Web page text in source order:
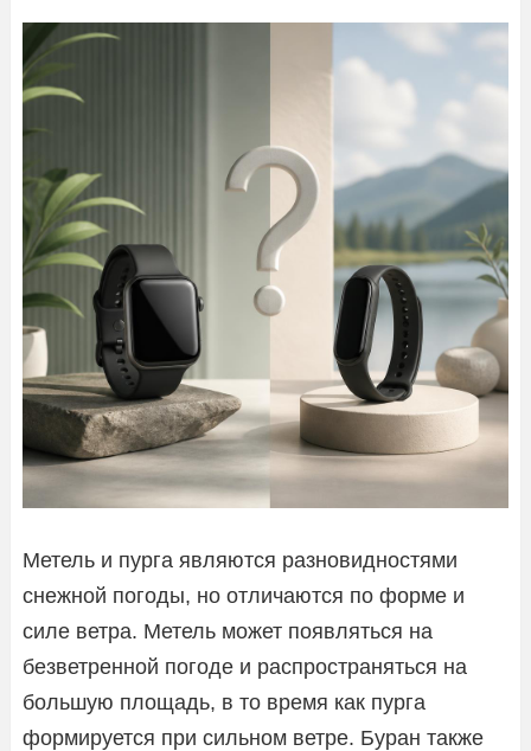
Метель и пурга являются разновидностями
снежной погоды, но отличаются по форме и
силе ветра. Метель может появляться на
безветренной погоде и распространяться на
большую площадь, в то время как пурга
формируется при сильном ветре. Буран также